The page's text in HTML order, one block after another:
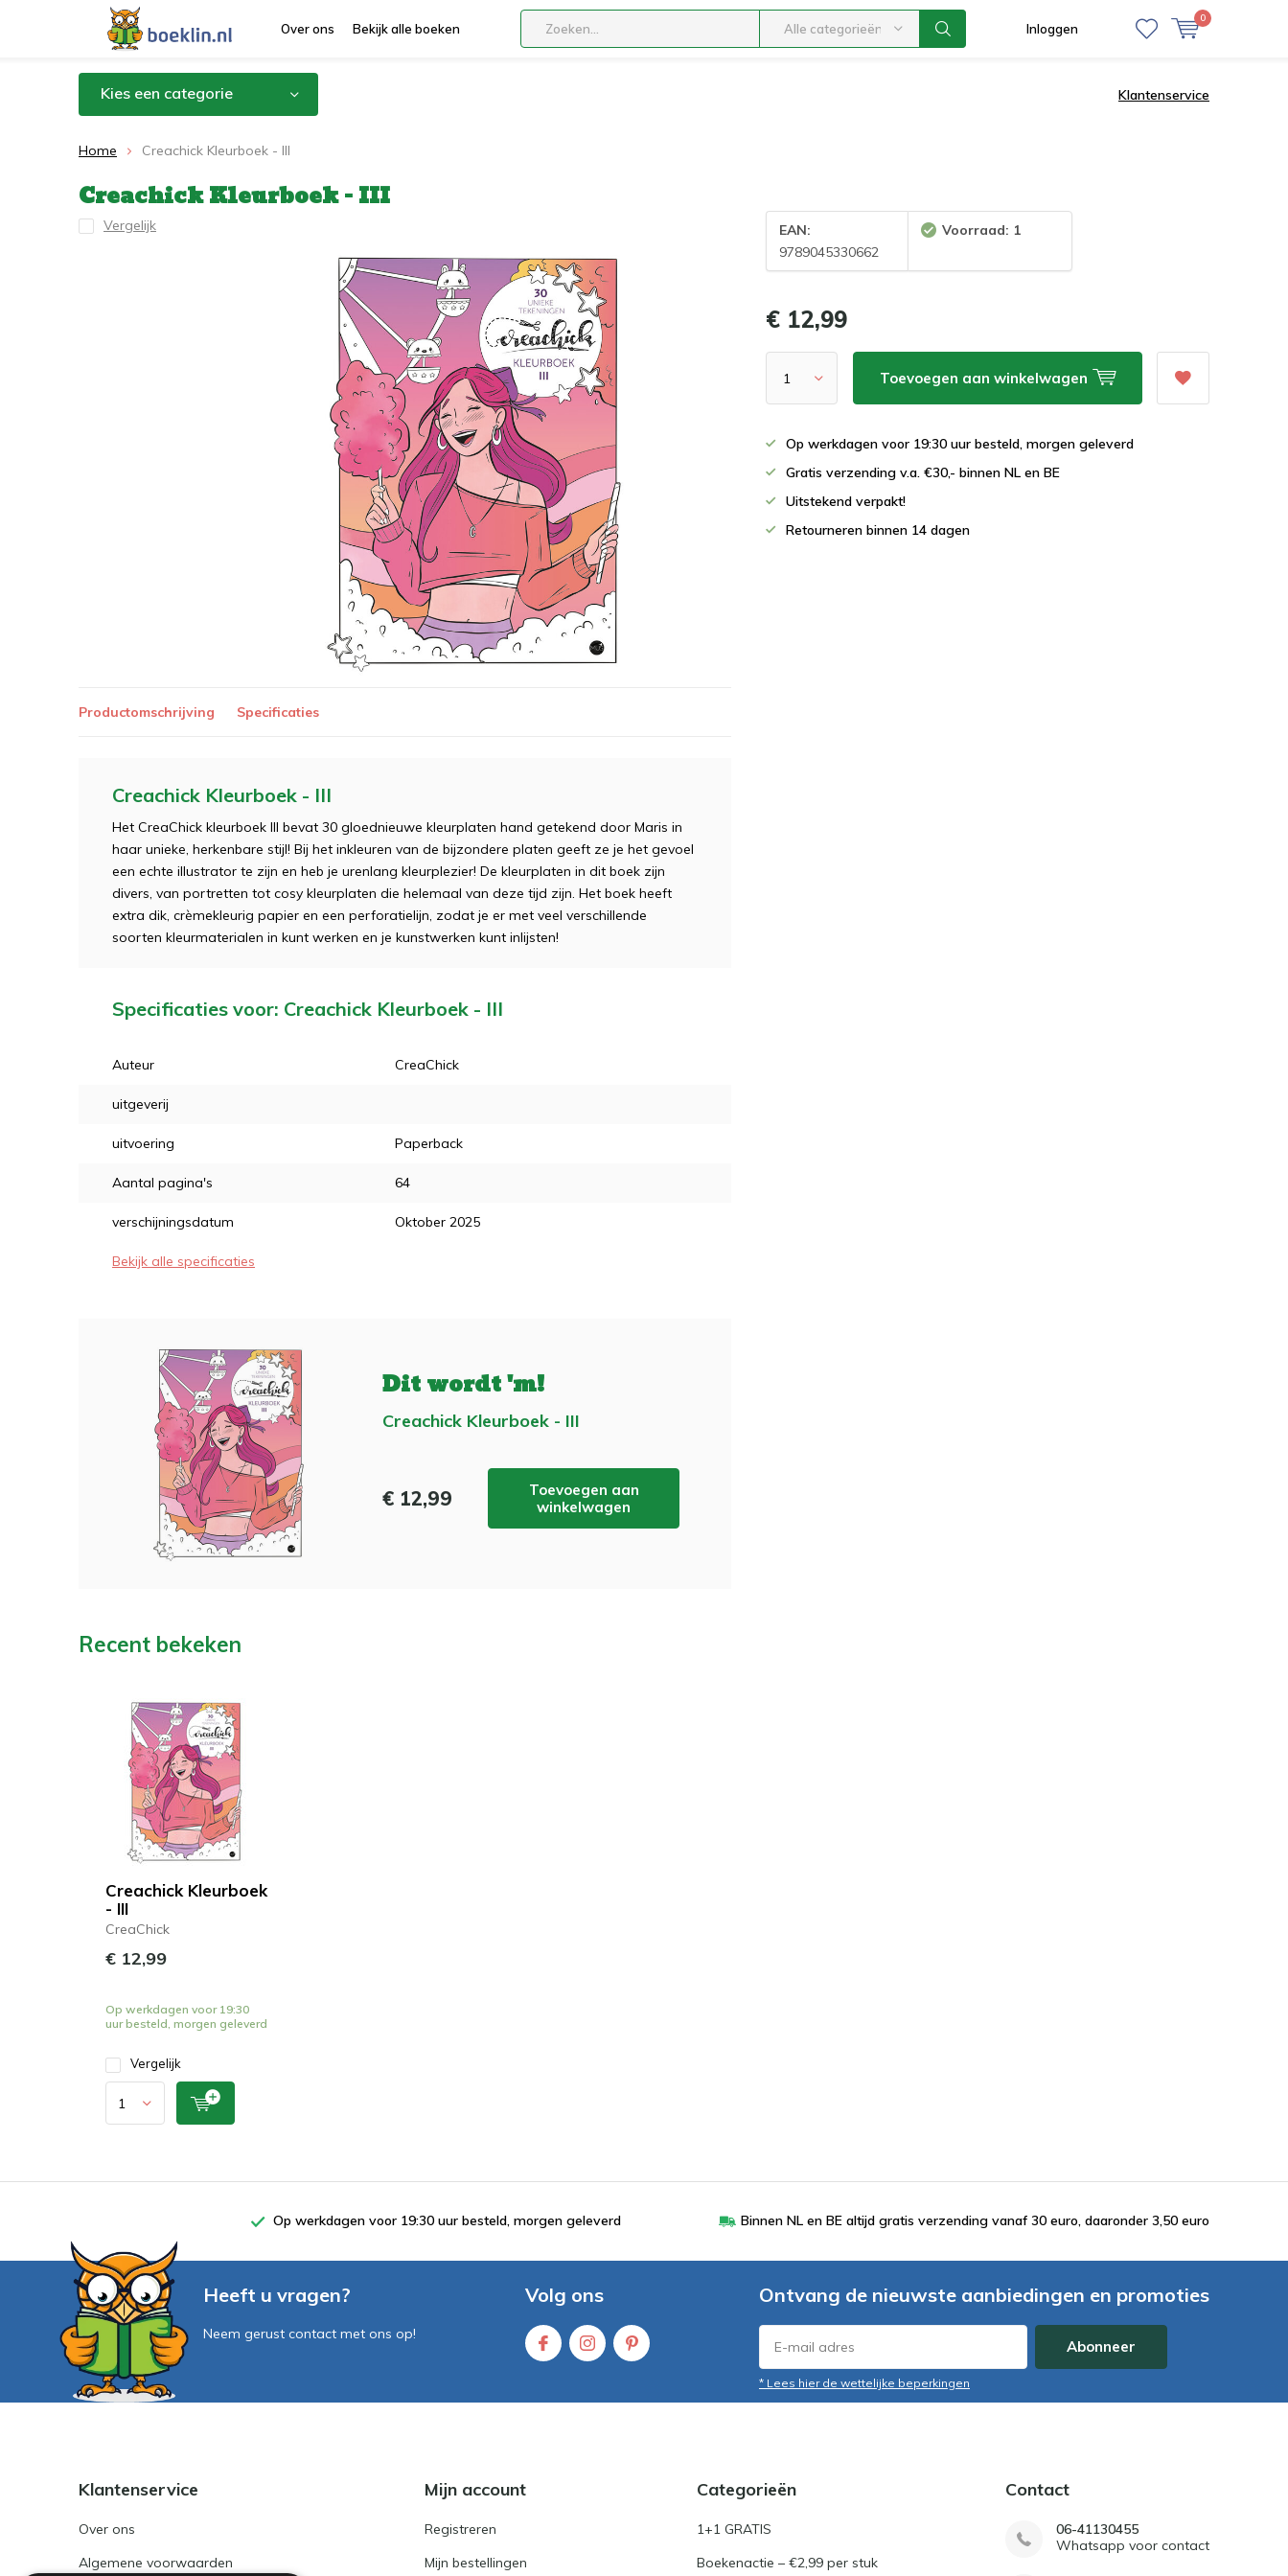
Over ons Bekijk alle boeken Alle categorieën Inloggen
0
Kies een categorie Klantenservice
Home Creachick Kleurboek - III
Creachick Kleurboek - III
Vergelijk
EAN:
9789045330662
Voorraad: 1
€ 12,99
Toevoegen aan winkelwagen
Op werkdagen voor 19:30 uur besteld, morgen geleverd
Gratis verzending v.a. €30,- binnen NL en BE
Uitstekend verpakt!
Retourneren binnen 14 dagen
Productomschrijving Specificaties
Creachick Kleurboek - III
Het CreaChick kleurboek III bevat 30 gloednieuwe kleurplaten hand getekend door Maris in
haar unieke, herkenbare stijl! Bij het inkleuren van de bijzondere platen geeft ze je het gevoel
een echte illustrator te zijn en heb je urenlang kleurplezier! De kleurplaten in dit boek zijn
divers, van portretten tot cosy kleurplaten die helemaal van deze tijd zijn. Het boek heeft
extra dik, crèmekleurig papier en een perforatielijn, zodat je er met veel verschillende
soorten kleurmaterialen in kunt werken en je kunstwerken kunt inlijsten!
Specificaties voor: Creachick Kleurboek - III
Auteur CreaChick
uitgeverij
uitvoering Paperback
Aantal pagina's 64
verschijningsdatum Oktober 2025
Bekijk alle specificaties
Dit wordt 'm!
Creachick Kleurboek - III
€ 12,99
Toevoegen aan
winkelwagen
Recent bekeken
Creachick Kleurboek
- III
CreaChick
€ 12,99
Op werkdagen voor 19:30
uur besteld, morgen geleverd
Vergelijk
Op werkdagen voor 19:30 uur besteld, morgen geleverd Binnen NL en BE altijd gratis verzending vanaf 30 euro, daaronder 3,50 euro
Heeft u vragen?
Neem gerust contact met ons op!
Volg ons Ontvang de nieuwste aanbiedingen en promoties
Abonneer
* Lees hier de wettelijke beperkingen
Klantenservice
Over ons
Algemene voorwaarden
Mijn account
Registreren
Mijn bestellingen
Categorieën
1+1 GRATIS
Boekenactie – €2,99 per stuk
Contact
06-41130455
Whatsapp voor contact